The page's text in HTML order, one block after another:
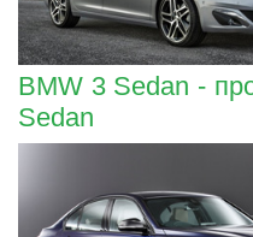
BMW 3 Sedan -
Sedan